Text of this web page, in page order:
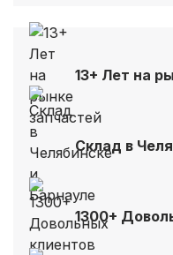
13+ Лет на
Склад в
1300+